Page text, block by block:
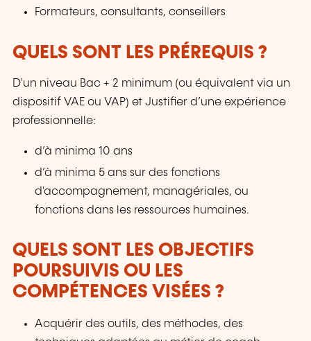
Formateurs, consultants, conseillers
QUELS SONT LES PRÉREQUIS ?
D'un niveau Bac + 2 minimum (ou équivalent via un
dispositif VAE ou VAP) et Justifier d’une expérience
professionnelle:
d’à minima 10 ans
d’à minima 5 ans sur des fonctions
d'accompagnement, managériales, ou
fonctions dans les ressources humaines.
QUELS SONT LES OBJECTIFS
POURSUIVIS OU LES
COMPÉTENCES VISÉES ?
Acquérir des outils, des méthodes, des